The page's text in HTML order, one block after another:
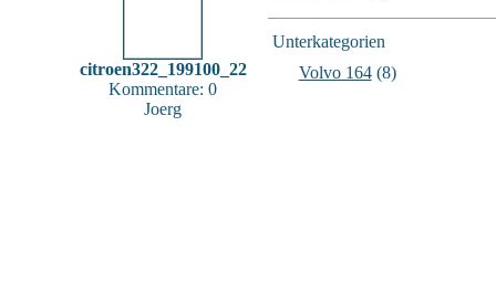
citroen322_199100_22
Kommentare: 0
Joerg
Unterkategorien
Volvo 164(8)